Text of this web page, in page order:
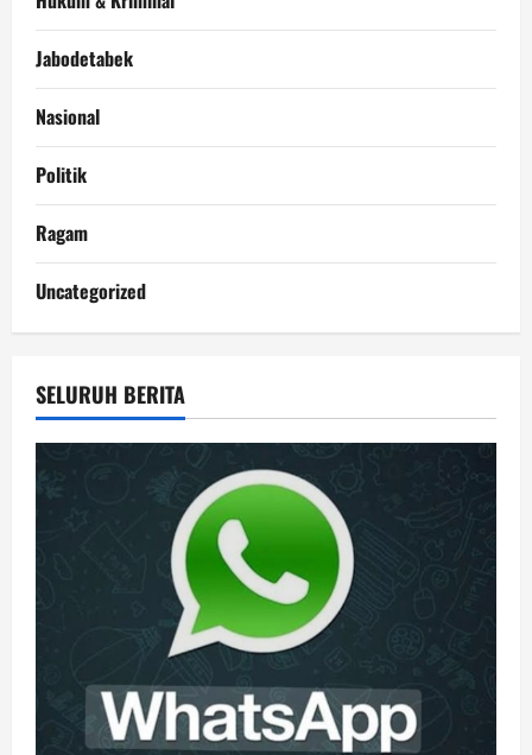
Jabodetabek
Nasional
Politik
Ragam
Uncategorized
SELURUH BERITA